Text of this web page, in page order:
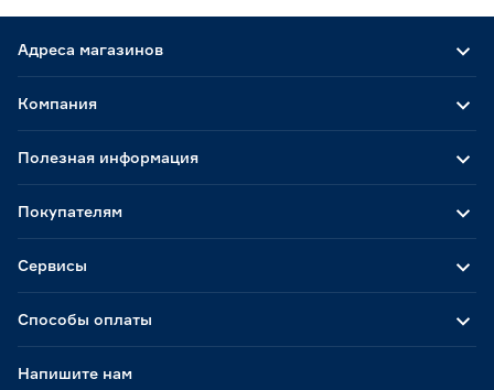
Адреса магазинов
Способы оплаты
Компания
Полезная информация
Покупателям
Сервисы
Напишите нам